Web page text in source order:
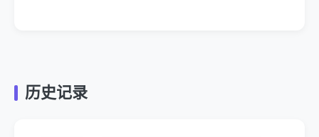
历史记录